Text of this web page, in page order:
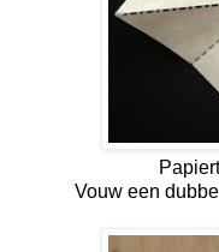
Vouw een